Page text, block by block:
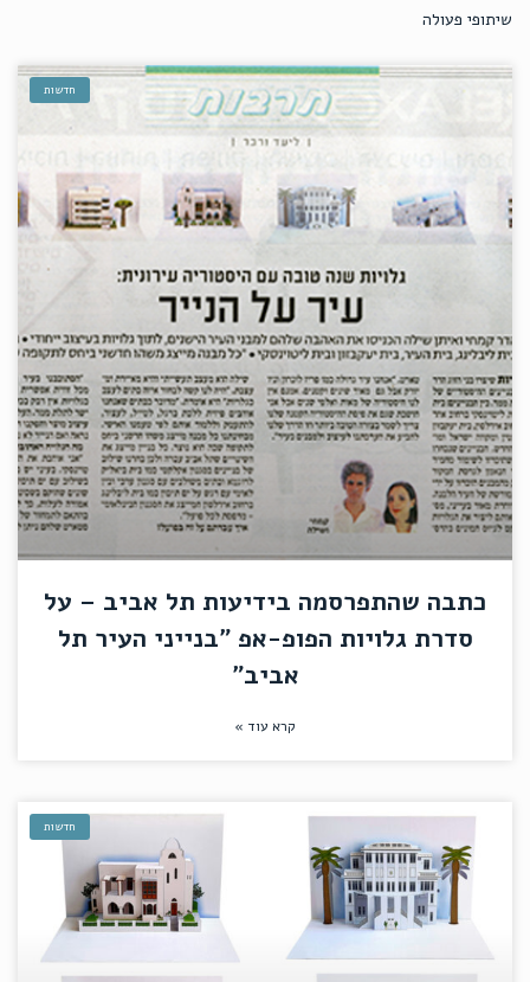
שיתופי פעולה
חדשות
כתבה שהתפרסמה בידיעות תל אביב – על
סדרת גלויות הפופ-אפ "בנייני העיר תל
אביב"
קרא עוד »
חדשות